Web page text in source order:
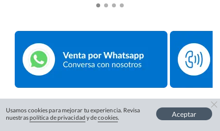
Usamos cookies para mejorar tu experiencia. Revisa
nuestras política de privacidad y decookies. Aceptar